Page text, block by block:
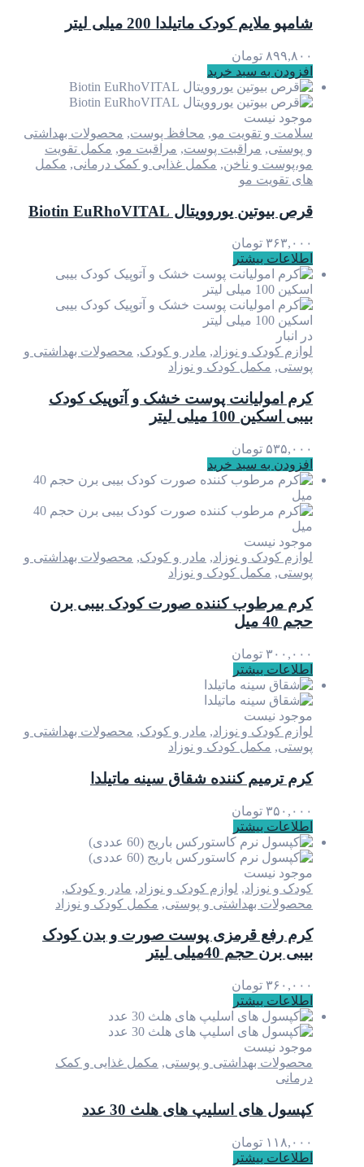
شامپو ملایم کودک ماتیلدا 200 میلی لیتر
۸۹۹,۸۰۰ تومان
افزودن به سبد خرید
موجود نیست
سلامت و تقویت مو, محافظ پوست, محصولات بهداشتی
و پوستی, مراقبت پوست, مراقبت مو, مکمل تقویت
مو،پوست و ناخن, مکمل غذایی و کمک درمانی, مکمل
های تقویت مو
قرص بیوتین یوروویتال Biotin EuRhoVITAL
۳۶۳,۰۰۰ تومان
اطلاعات بیشتر
در انبار
لوازم کودک و نوزاد, مادر و کودک, محصولات بهداشتی و
پوستی, مکمل کودک و نوزاد
کرم امولیانت پوست خشک و آتوپیک کودک
بیبی اسکین 100 میلی لیتر
۵۳۵,۰۰۰ تومان
افزودن به سبد خرید
موجود نیست
لوازم کودک و نوزاد, مادر و کودک, محصولات بهداشتی و
پوستی, مکمل کودک و نوزاد
کرم مرطوب کننده صورت کودک بیبی برن
حجم 40 میل
۳۰۰,۰۰۰ تومان
اطلاعات بیشتر
موجود نیست
لوازم کودک و نوزاد, مادر و کودک, محصولات بهداشتی و
پوستی, مکمل کودک و نوزاد
کرم ترمیم کننده شقاق سینه ماتیلدا
۳۵۰,۰۰۰ تومان
اطلاعات بیشتر
موجود نیست
کودک و نوزاد, لوازم کودک و نوزاد, مادر و کودک,
محصولات بهداشتی و پوستی, مکمل کودک و نوزاد
کرم رفع قرمزی پوست صورت و بدن کودک
بیبی برن حجم 40میلی لیتر
۳۶۰,۰۰۰ تومان
اطلاعات بیشتر
موجود نیست
محصولات بهداشتی و پوستی, مکمل غذایی و کمک
درمانی
کپسول های اسلیپ های هلث 30 عدد
۱۱۸,۰۰۰ تومان
اطلاعات بیشتر